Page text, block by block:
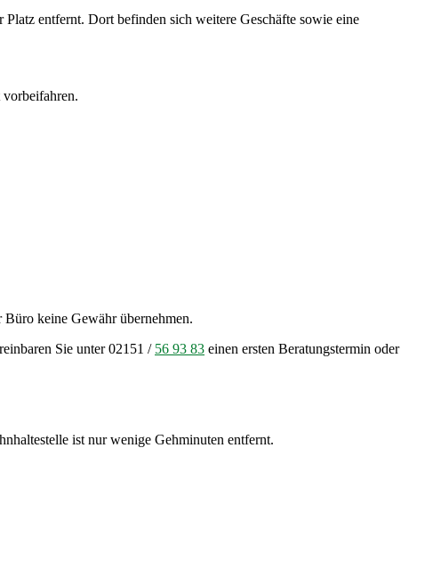
entfernt. Dort befinden sich weitere Geschäfte sowie eine
Büro keine Gewähr übernehmen.
Sie unter 02151 / 56 93 83 einen ersten Beratungstermin oder
ist nur wenige Gehminuten entfernt.